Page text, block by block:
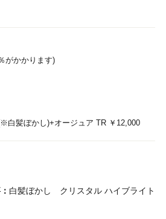
がかかります)
白髪ぼかし)+オージュア TR ￥12,000
白髪ぼかし クリスタル ハイブライト